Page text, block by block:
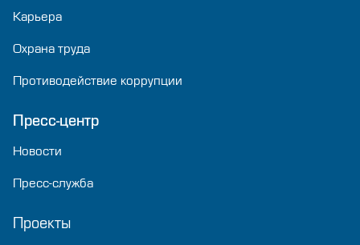
Карьера
Охрана труда
Противодействие коррупции
Пресс-центр
Новости
Пресс-служба
Проекты